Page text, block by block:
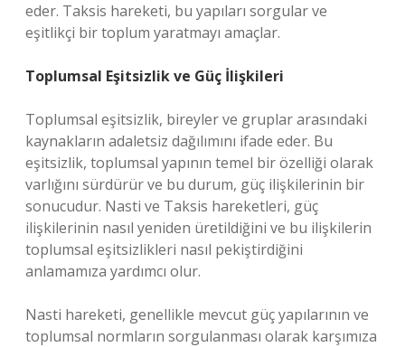
eder. Taksis hareketi, bu yapıları sorgular ve
eşitlikçi bir toplum yaratmayı amaçlar.
Toplumsal Eşitsizlik ve Güç İlişkileri
Toplumsal eşitsizlik, bireyler ve gruplar arasındaki
kaynakların adaletsiz dağılımını ifade eder. Bu
eşitsizlik, toplumsal yapının temel bir özelliği olarak
varlığını sürdürür ve bu durum, güç ilişkilerinin bir
sonucudur. Nasti ve Taksis hareketleri, güç
ilişkilerinin nasıl yeniden üretildiğini ve bu ilişkilerin
toplumsal eşitsizlikleri nasıl pekiştirdiğini
anlamamıza yardımcı olur.
Nasti hareketi, genellikle mevcut güç yapılarının ve
toplumsal normların sorgulanması olarak karşımıza